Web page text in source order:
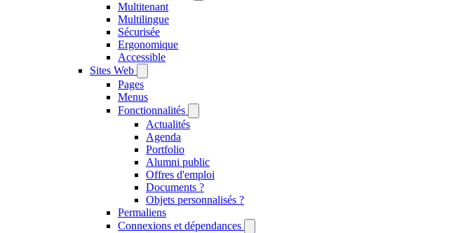
Multitenant
Multilingue
Sécurisée
Ergonomique
Accessible
Sites Web
Pages
Menus
Fonctionnalités
Actualités
Agenda
Portfolio
Alumni public
Offres d'emploi
Documents ?
Objets personnalisés ?
Permaliens
Connexions et dépendances